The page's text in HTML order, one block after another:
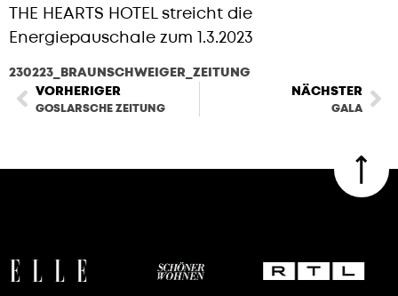
THE HEARTS HOTEL streicht die
Energiepauschale zum 1.3.2023
230223_BRAUNSCHWEIGER_ZEITUNG
VORHERIGER
GOSLARSCHE ZEITUNG
NÄCHSTER
GALA